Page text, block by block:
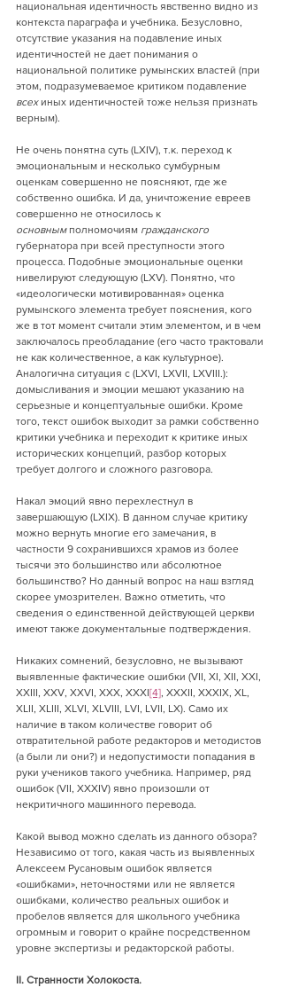
национальная идентичность явственно видно из
контекста параграфа и учебника. Безусловно,
отсутствие указания на подавление иных
идентичностей не дает понимания о
национальной политике румынских властей (при
этом, подразумеваемое критиком подавление
всех иных идентичностей тоже нельзя признать
верным).
Не очень понятна суть (LXIV), т.к. переход к
эмоциональным и несколько сумбурным
оценкам совершенно не поясняют, где же
собственно ошибка. И да, уничтожение евреев
совершенно не относилось к
основным полномочиям гражданского
губернатора при всей преступности этого
процесса. Подобные эмоциональные оценки
нивелируют следующую (LXV). Понятно, что
«идеологически мотивированная» оценка
румынского элемента требует пояснения, кого
же в тот момент считали этим элементом, и в чем
заключалось преобладание (его часто трактовали
не как количественное, а как культурное).
Аналогична ситуация с (LXVI, LXVII, LXVIII.):
домысливания и эмоции мешают указанию на
серьезные и концептуальные ошибки. Кроме
того, текст ошибок выходит за рамки собственно
критики учебника и переходит к критике иных
исторических концепций, разбор которых
требует долгого и сложного разговора.
Накал эмоций явно перехлестнул в
завершающую (LXIX). В данном случае критику
можно вернуть многие его замечания, в
частности 9 сохранившихся храмов из более
тысячи это большинство или абсолютное
большинство? Но данный вопрос на наш взгляд
скорее умозрителен. Важно отметить, что
сведения о единственной действующей церкви
имеют также документальные подтверждения.
Никаких сомнений, безусловно, не вызывают
выявленные фактические ошибки (VII, XI, XII, XXI,
XXIII, XXV, XXVI, XXX, XXXI[4], XXXII, XXXIX, XL,
XLII, XLIII, XLVI, XLVIII, LVI, LVII, LX). Само их
наличие в таком количестве говорит об
отвратительной работе редакторов и методистов
(а были ли они?) и недопустимости попадания в
руки учеников такого учебника. Например, ряд
ошибок (VII, XXXIV) явно произошли от
некритичного машинного перевода.
Какой вывод можно сделать из данного обзора?
Независимо от того, какая часть из выявленных
Алексеем Русановым ошибок является
«ошибками», неточностями или не является
ошибками, количество реальных ошибок и
пробелов является для школьного учебника
огромным и говорит о крайне посредственном
уровне экспертизы и редакторской работы.
II. Странности Холокоста.